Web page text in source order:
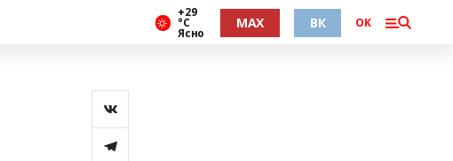
+29
°С
Ясно
MAX ВК ОК